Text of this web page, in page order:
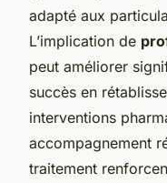
adapté aux
L’implication de
peut améliorer
succès en
interventions
accompagnement
traitement